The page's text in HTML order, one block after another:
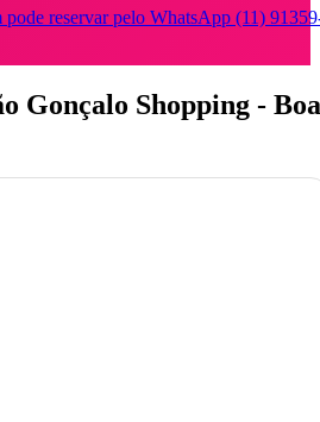
pode reservar pelo WhatsApp (11)
Gonçalo Shopping - Boa